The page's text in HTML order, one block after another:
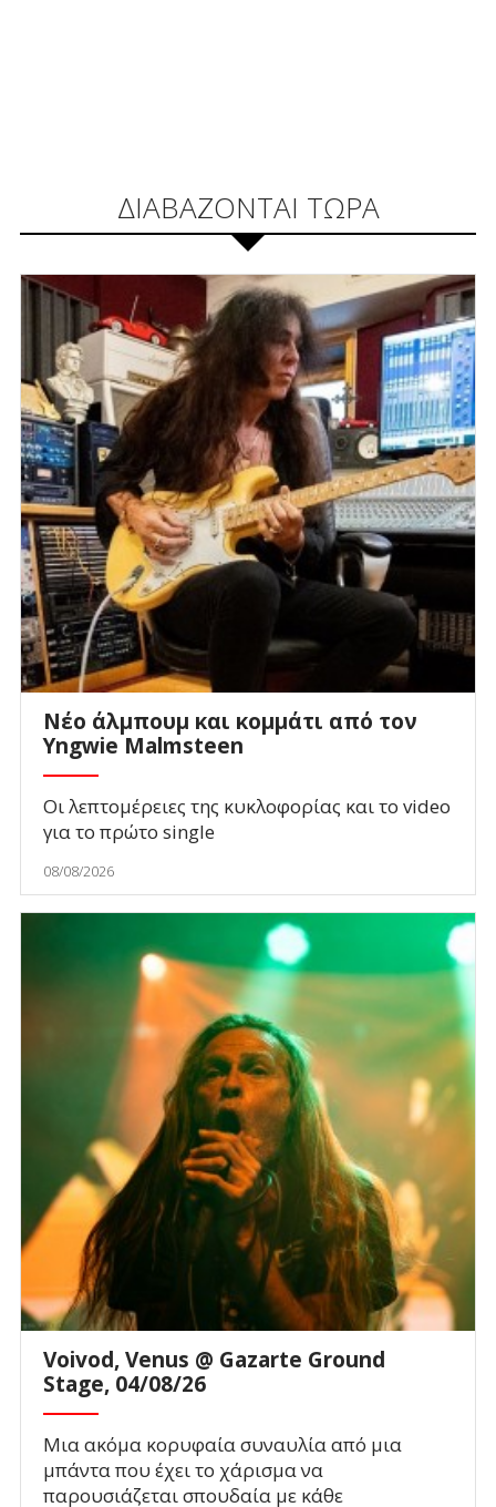
ΔΙΑΒΑΖΟΝΤΑΙ ΤΩΡΑ
Νέο άλμπουμ και κομμάτι από τον
Yngwie Malmsteen
Οι λεπτομέρειες της κυκλοφορίας και το video
για το πρώτο single
08/08/2026
Voivod, Venus @ Gazarte Ground
Stage, 04/08/26
Μια ακόμα κορυφαία συναυλία από μια
μπάντα που έχει το χάρισμα να
παρουσιάζεται σπουδαία με κάθε